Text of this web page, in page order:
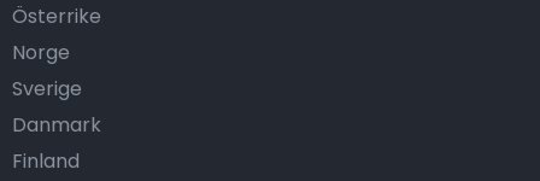
Österrike
Norge
Sverige
Danmark
Finland